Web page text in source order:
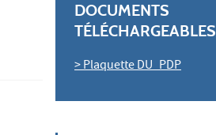
DOCUMENTS
TÉLÉCHARGEABLES
> Plaquette DU_PDP